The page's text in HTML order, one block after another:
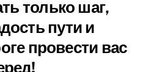
только шаг,
пути и
провести вас